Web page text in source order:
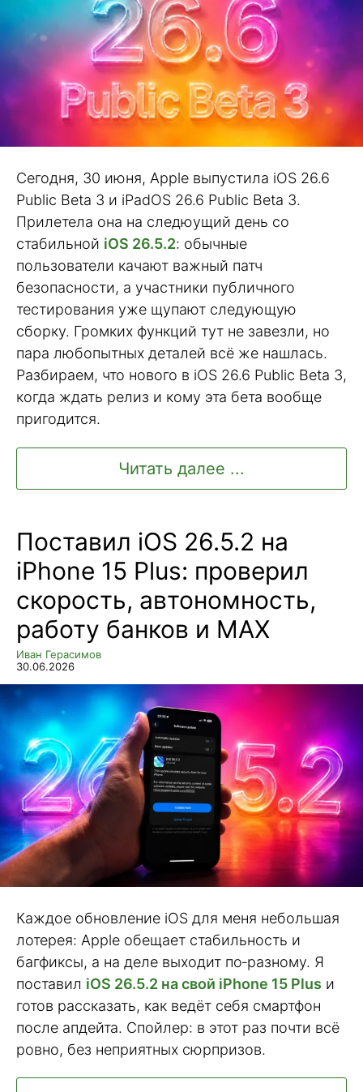
Сегодня, 30 июня, Apple выпустила iOS 26.6
Public Beta 3 и iPadOS 26.6 Public Beta 3.
Прилетела она на следюущий день со
стабильной iOS 26.5.2: обычные
пользователи качают важный патч
безопасности, а участники публичного
тестирования уже щупают следующую
сборку. Громких функций тут не завезли, но
пара любопытных деталей всё же нашлась.
Разбираем, что нового в iOS 26.6 Public Beta 3,
когда ждать релиз и кому эта бета вообще
пригодится.
Читать далее ...
Поставил iOS 26.5.2 на
iPhone 15 Plus: проверил
скорость, автономность,
работу банков и MAX
Иван Герасимов
30.06.2026
Каждое обновление iOS для меня небольшая
лотерея: Apple обещает стабильность и
багфиксы, а на деле выходит по‑разному. Я
поставил iOS 26.5.2 на свой iPhone 15 Plus и
готов рассказать, как ведёт себя смартфон
после апдейта. Спойлер: в этот раз почти всё
ровно, без неприятных сюрпризов.